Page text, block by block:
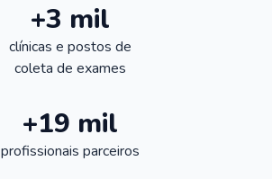
+3 mil
clínicas e postos de
coleta de exames
+19 mil
profissionais parceiros